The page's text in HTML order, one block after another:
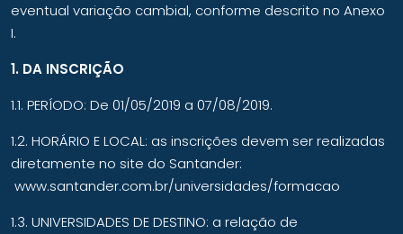
eventual variação cambial, conforme descrito no Anexo
I.
1. DA INSCRIÇÃO
1.1. PERÍODO: De 01/05/2019 a 07/08/2019.
1.2. HORÁRIO E LOCAL: as inscrições devem ser realizadas
diretamente no site do Santander:
www.santander.com.br/universidades/formacao
1.3. UNIVERSIDADES DE DESTINO: a relação de